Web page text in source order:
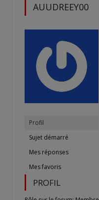
AUUDREEY00
Profil
Sujet démarré
Mes réponses
Mes favoris
PROFIL